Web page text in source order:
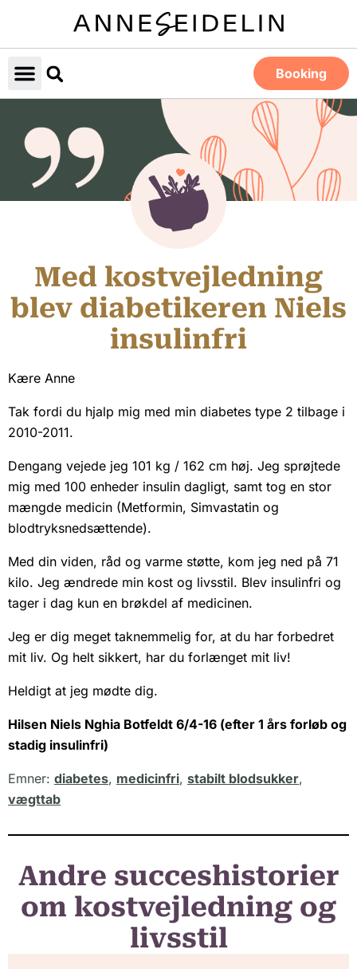
Booking
Med kostvejledning
blev diabetikeren Niels
insulinfri
Kære Anne
Tak fordi du hjalp mig med min diabetes type 2 tilbage i
2010-2011.
Dengang vejede jeg 101 kg / 162 cm høj. Jeg sprøjtede
mig med 100 enheder insulin dagligt, samt tog en stor
mængde medicin (Metformin, Simvastatin og
blodtryksnedsættende).
Med din viden, råd og varme støtte, kom jeg ned på 71
kilo. Jeg ændrede min kost og livsstil. Blev insulinfri og
tager i dag kun en brøkdel af medicinen.
Jeg er dig meget taknemmelig for, at du har forbedret
mit liv. Og helt sikkert, har du forlænget mit liv!
Heldigt at jeg mødte dig.
Hilsen Niels Nghia Botfeldt 6/4-16 (efter 1 års forløb og
stadig insulinfri)
Emner: diabetes, medicinfri, stabilt blodsukker,
vægttab
Andre succeshistorier
om kostvejledning og
livsstil